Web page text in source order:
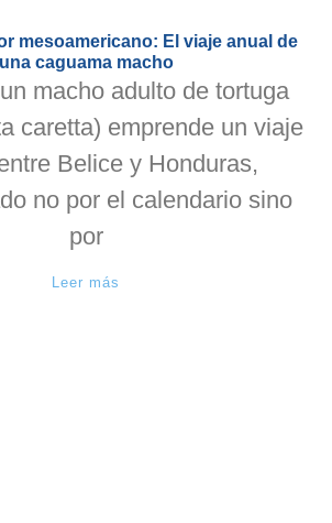
mesoamericano: El viaje anual de
una caguama macho
macho adulto de tortuga
caretta) emprende un viaje
Belice y Honduras,
no por el calendario sino
por
Leer más